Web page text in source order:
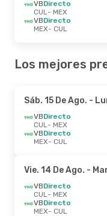
VBDirecto
CUL- MEX
VBDirecto
MEX- CUL
Los mejores
Sáb. 15 De Ago. -
VBDirecto
CUL- MEX
VBDirecto
MEX- CUL
Vie. 14 De Ago. -
VBDirecto
CUL- MEX
VBDirecto
MEX- CUL